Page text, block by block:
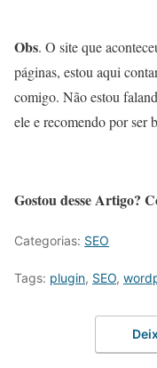
Obs. O site que
páginas, estou aqui
comigo. Não estou
ele e recomendo por ser
Gostou desse Artigo?
Categorias: SEO
Tags: plugin, SEO,